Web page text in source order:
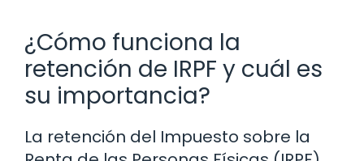
¿Cómo funciona la
retención de IRPF y cuál es
su importancia?
La retención del Impuesto sobre la